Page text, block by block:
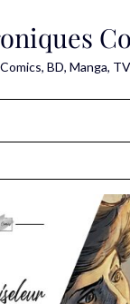
BD, Manga,